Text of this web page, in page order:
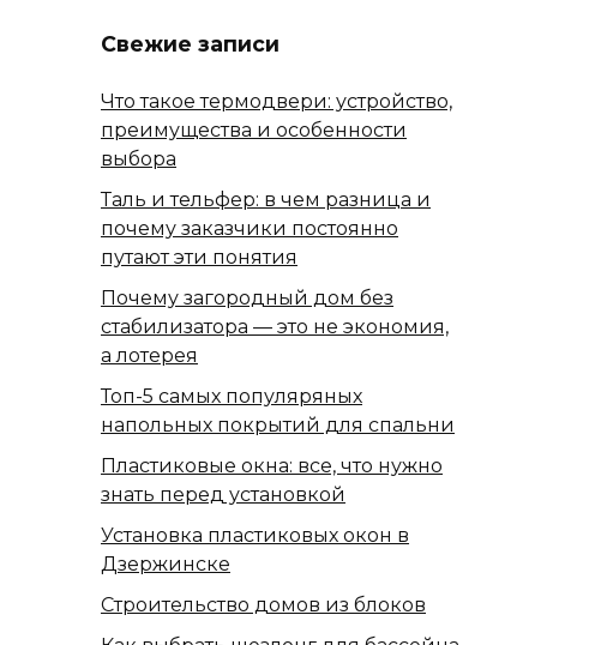
Свежие записи
Что такое термодвери: устройство,
преимущества и особенности
выбора
Таль и тельфер: в чем разница и
почему заказчики постоянно
путают эти понятия
Почему загородный дом без
стабилизатора — это не экономия,
а лотерея
Топ-5 самых популяряных
напольных покрытий для спальни
Пластиковые окна: все, что нужно
знать перед установкой
Установка пластиковых окон в
Дзержинске
Строительство домов из блоков